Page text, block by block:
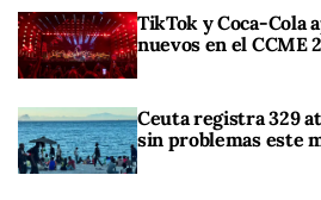
TikTok y Coca-Cola
nuevos en el CCME
Ceuta registra 329
sin problemas este